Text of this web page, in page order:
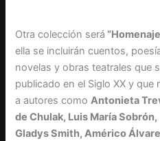
Otra colección será
ella se incluirán cuentos,
novelas y obras teatrales que
publicado en el Siglo XX y que
a autores comoAntonieta
de Chulak, Luis María Sobrón,
Gladys Smith, Américo